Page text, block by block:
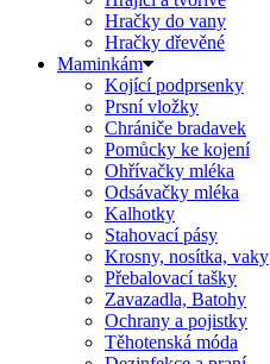
Hračky do vany
Hračky dřevěné
Maminkám
Kojící podprsenky
Prsní vložky
Chrániče bradavek
Pomůcky ke kojení
Ohřívačky mléka
Odsávačky mléka
Kalhotky
Stahovací pásy
Krosny, nosítka, vaky
Přebalovací tašky
Zavazadla, Batohy
Ochrany a pojistky
Těhotenská móda